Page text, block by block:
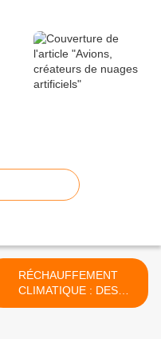
RÉCHAUFFEMENT
CLIMATIQUE : DES
EXPERTS BRISENT LA